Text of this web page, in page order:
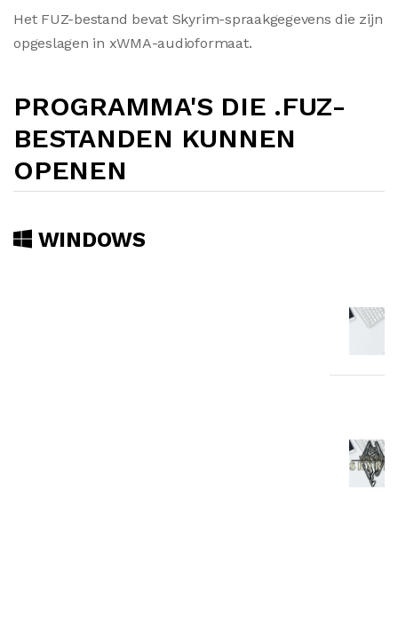
Het FUZ-bestand bevat Skyrim-spraakgegevens die zijn
opgeslagen in xWMA-audioformaat.
PROGRAMMA'S DIE .FUZ-
BESTANDEN KUNNEN
OPENEN
WINDOWS